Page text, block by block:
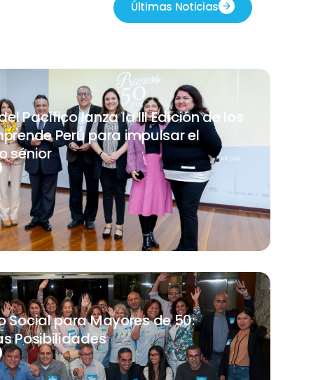
Últimas Noticias
Pacífico lanza la III Edición de los
Perú para impulsar el
sénior
Social para Mayores de 50:
Posibilidades